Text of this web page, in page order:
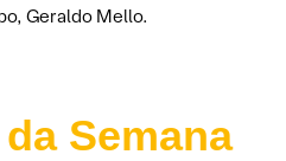
Geraldo Mello.
Semana